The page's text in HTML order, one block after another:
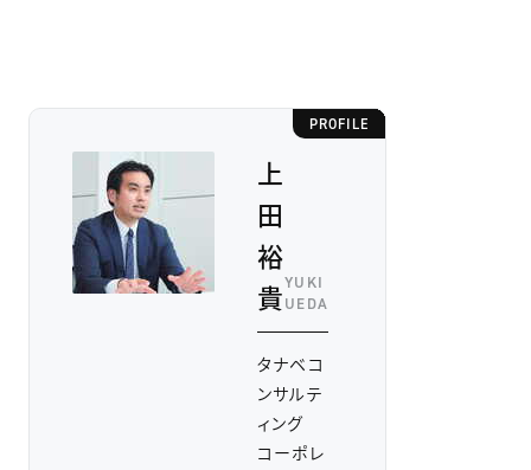
PROFILE
上
田
裕
貴YUKI
UEDA
タナベコ
ンサルテ
ィング
コーポレ